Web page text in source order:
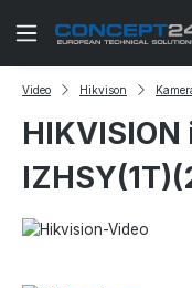
Zum Hauptinhalt
Video Hikvison